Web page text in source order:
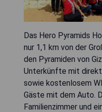
Das Hero Pyramids
nur 1,1 km von der
den Pyramiden von
Unterkünfte mit
sowie kostenlosem
Gäste mit dem Auto.
Familienzimmer und